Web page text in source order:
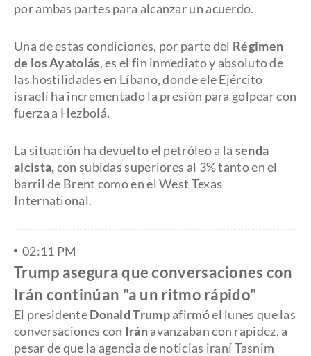
por ambas partes para alcanzar un acuerdo.
Una de estas condiciones, por parte del Régimen
de los Ayatolás, es el fin inmediato y absoluto de
las hostilidades en Líbano, donde ele Ejército
israelí ha incrementado la presión para golpear con
fuerza a Hezbolá.
La situación ha devuelto el petróleo a la senda
alcista,con subidas superiores al 3% tanto en el
barril de Brent como en el West Texas
International.
02:11 PM
Trump asegura que conversaciones con
Irán continúan "a un ritmo rápido"
El presidenteDonald Trumpafirmó el lunes que las
conversaciones con Iránavanzaban con rapidez, a
pesar de que la agencia de noticias iraní Tasnim